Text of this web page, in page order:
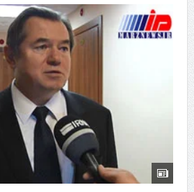
قدردانی وزیر میراث فرهنگی، گردشگری و
استاندار اردبیل در دیدار دبیر شورای‌عالی مناطق
راه‌اندازی کامل منطقه آزاد اردبیل-بیله‌سوار و
در دیدار استاندار اردبیل و
تخصیص ۳۰۰میلیارد تومان برای تکمیل بزرگراه اردبیل-سرچم
کشف ۱۱ قبضه سلاح کلت کمری توسط مرزبانان هنگ مرزی ارومیه